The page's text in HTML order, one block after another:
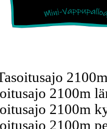
2100m
2100m
2100m